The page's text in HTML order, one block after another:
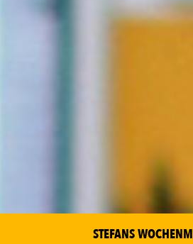
STEFANS